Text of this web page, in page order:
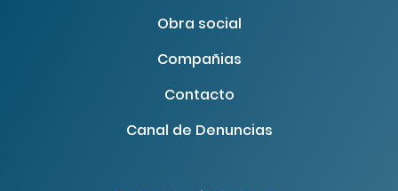
Obra social
Compañias
Contacto
Canal de Denuncias